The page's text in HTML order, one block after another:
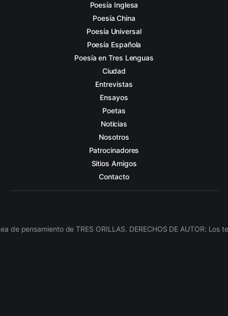
Poesía Inglesa
Poesía China
Poesía Universal
Poesía Española
Poesía en Tres Lenguas
Ciudad
Entrevistas
Ensayos
Poetas
Noticias
Nosotros
Patrocinadores
Sitios Amigos
Contacto
pensamiento de TRES ORILLAS. DERECHOS DE